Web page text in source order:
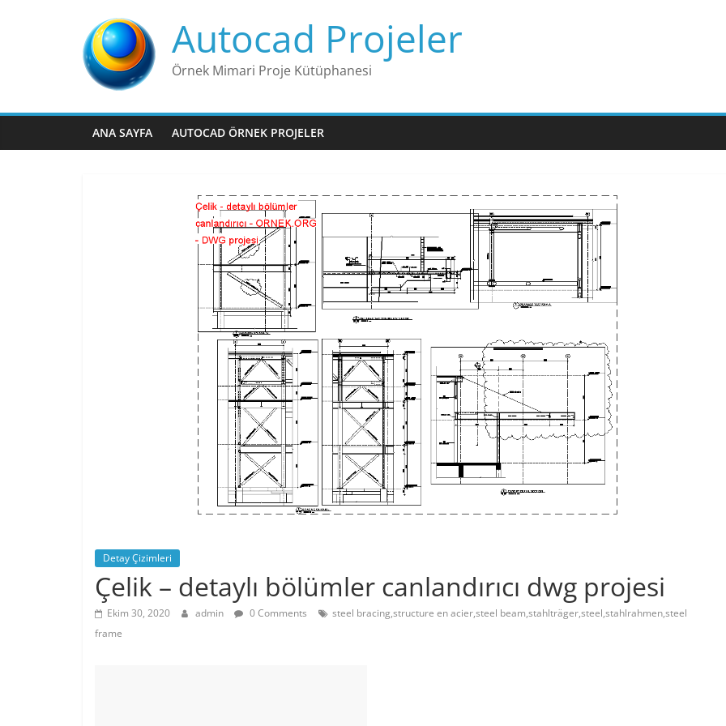
Autocad Projeler
Örnek Mimari Proje Kütüphanesi
ANA SAYFA AUTOCAD ÖRNEK PROJELER
Detay Çizimleri
Çelik – detaylı bölümler canlandırıcı dwg projesi
Ekim 30, 2020 admin 0 Comments
steel bracing,structure en acier,steel beam,stahlträger,steel,stahlrahmen,steel
frame